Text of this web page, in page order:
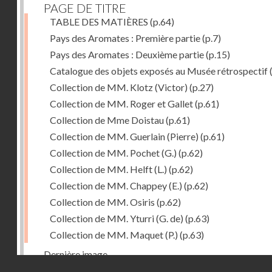
PAGE DE TITRE
TABLE DES MATIÈRES (p.64)
Pays des Aromates : Première partie(p.7)
Pays des Aromates : Deuxième partie(p.15)
Catalogue des objets exposés au Musée rétrospectif
Collection de MM. Klotz (Victor) (p.27)
Collection de MM. Roger et Gallet(p.61)
Collection de Mme Doistau(p.61)
Collection de MM. Guerlain (Pierre) (p.61)
Collection de MM. Pochet (G.) (p.62)
Collection de MM. Helft (L.) (p.62)
Collection de MM. Chappey (E.) (p.62)
Collection de MM. Osiris (p.62)
Collection de MM. Yturri (G. de) (p.63)
Collection de MM. Maquet (P.) (p.63)
Dernière image